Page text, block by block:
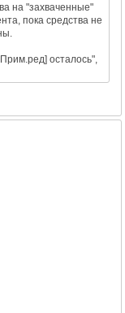
на "захваченные"
пока средства не
осталось",